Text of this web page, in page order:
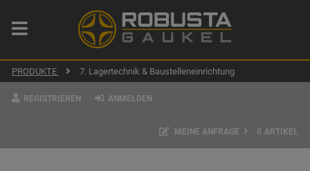
PRODUKTE 7. Lagertechnik & Baustelleneinrichtung
REGISTRIEREN ANMELDEN
MEINE ANFRAGE 0 ARTIKEL